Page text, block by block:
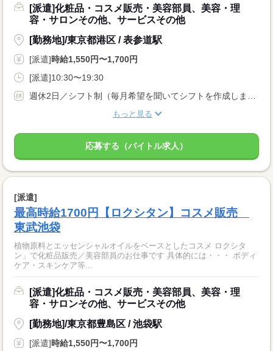
[派遣]化粧品・コスメ販売・美容部員、美容・理
容・サロンその他、サービスその他
[勤務地]/東京都港区 / 表参道駅
[派遣]時給1,550円〜1,700円
[派遣]10:30〜19:30
もっと見る
応募する（バイトル求人）
[派遣]
最高時給1700円【ロクシタン】コスメ販売
東武池袋
植物原料とエッセンシャルオイルをベースとしたコスメ ロクシタ
ン」で化粧品販売／美容部員のお仕事です 具体的には・・・ ボディ
ケア・スキンケア等...
[派遣]化粧品・コスメ販売・美容部員、美容・理
容・サロンその他、サービスその他
[勤務地]/東京都豊島区 / 池袋駅
[派遣]時給1,550円〜1,700円